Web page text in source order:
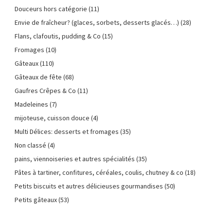
Douceurs hors catégorie (11)
Envie de fraîcheur? (glaces, sorbets, desserts glacés…) (28)
Flans, clafoutis, pudding & Co (15)
Fromages (10)
Gâteaux(110)
Gâteaux de fête (68)
Gaufres Crêpes & Co (11)
Madeleines (7)
mijoteuse, cuisson douce (4)
Multi Délices: desserts et fromages (35)
Non classé (4)
pains, viennoiseries et autres spécialités (35)
Pâtes à tartiner, confitures, céréales, coulis, chutney & co (18)
Petits biscuits et autres délicieuses gourmandises (50)
Petits gâteaux(53)